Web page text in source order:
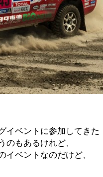
イベントに参加してきた
のもあるけれど、
イベントなのだけど、